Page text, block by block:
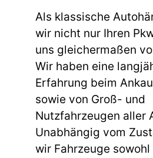
Als klassische
wir nicht nur Ihren
uns gleichermaßen
Wir haben eine
Erfahrung beim
sowie von Groß- und
Nutzfahrzeugen aller
Unabhängig vom
wir Fahrzeuge sowohl